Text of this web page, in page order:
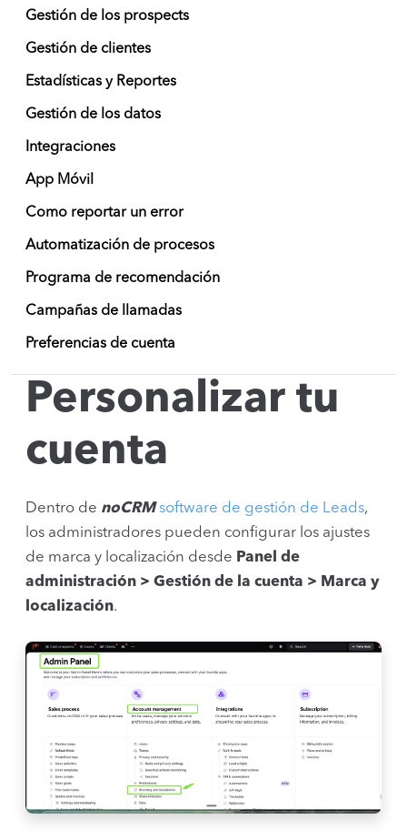
Gestión de los prospects
Gestión de clientes
Estadísticas y Reportes
Gestión de los datos
Integraciones
App Móvil
Como reportar un error
Automatización de procesos
Programa de recomendación
Campañas de llamadas
Preferencias de cuenta
Personalizar tu
cuenta
Dentro de noCRM software de gestión de Leads,
los administradores pueden configurar los ajustes
de marca y localización desde Panel de
administración > Gestión de la cuenta > Marca y
localización.